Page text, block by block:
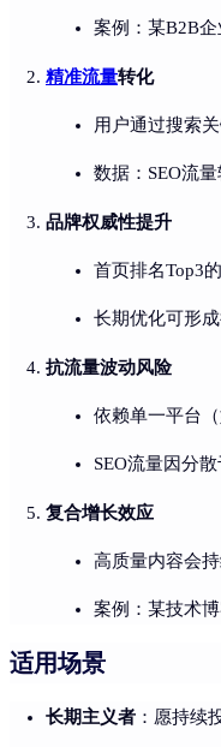
案例：某B2B企
精准流量转化
用户通过搜索
数据：SEO流
品牌权威性提升
首页排名Top3
长期优化可形
抗流量波动风险
依赖单一平台
SEO流量因分
复合增长效应
高质量内容会
案例：某技术
适用场景
长期主义者 ：愿持续